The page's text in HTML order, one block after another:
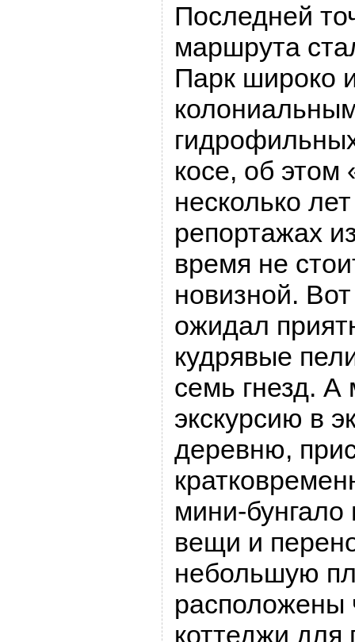
Последней
маршрута
Парк широко
косе, об этом
несколько
репортажах
время не
новизной.
ожидал
кудрявые
семь гнезд. А
экскурсию в
деревню,
мини-
вещи и
небольшую
расположены
коттеджи для